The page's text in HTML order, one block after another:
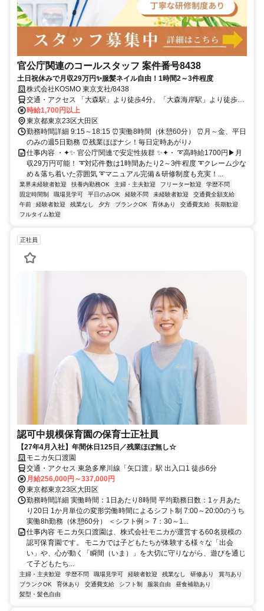
官公庁関連のコールスタッフ 案件番号8438
土日祝休みで月収29万円✨服髪ネイル自由！1時間2～3件程度
株式会社KOSMO 東京支社/8438
交通・アクセス 「大森駅」より徒歩4分、「大森海岸駅」より徒歩15
分
時給1,700円以上
東京都東京23区大田区
勤務時間詳細 9:15～18:15 ⏰実働8時間（休憩60分） ⏰月～金、平日
のみの週5日勤務 ⏰残業ほぼナシ！毎日定時あがり♪
仕事内容 ・✦✨ 官公庁関連で安定性抜群 ✨✦・ ➰高時給1700円▶月
収29万円可能！ ➰対応件数は1時間あたり2～3件程度 ➰クレーム少な
め＆落ち着いた雰囲気 ➰マニュアル完備＆研修制度も充実！...
業界未経験者歓迎 扶養内勤務OK 主婦・主夫歓迎 フリーター歓迎
学歴不問
固定時間制
職場見学可 平日のみOK 経験不問 未経験者歓迎
交通費全額支給
午前
経験者歓迎 残業なし 夕方 ブランクOK 育休あり 交通費支給
長期歓迎
フルタイム歓迎
正社員
認可中規模保育園の保育士正社員
【27年4月入社】年間休日125日／残業ほぼ無し☆
モニカ矢口渡園
交通・アクセス 東急多摩川線「矢口渡」駅 出入口1 徒歩6分
月給256,000円～337,000円
東京都東京23区大田区
勤務時間詳細 実働時間：1日あたり8時間 平均勤務日数：1ヶ月あた
り20日 1か月単位の変形労働時間によるシフト制 7:00～20:00のうち
実働8h勤務（休憩60分） ＜シフト例＞ 7：30～1...
仕事内容 モニカ矢口渡園は、株式会社モニカが運営する60名規模の
認可保育園です。 モニカでは子どもたちが体験する様々な「出会
い」や、心が動く「瞬間（いま）」を大切に守りながら、遊びを通じ
て子どもたち...
主婦・主夫歓迎 学歴不問 職場見学可 経験者歓迎 残業なし 研修あり
賞与あり
ブランクOK
育休あり 交通費支給 シフト制 服装自由
昼食補助あり
髪型・髪色自由